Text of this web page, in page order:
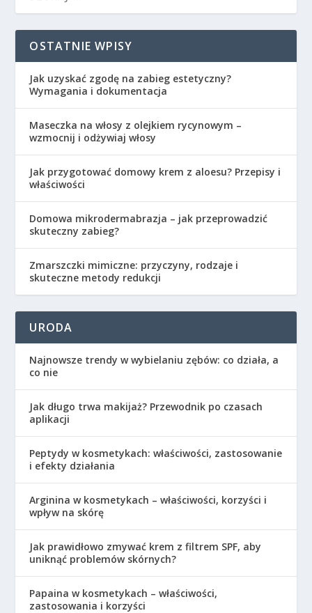
OSTATNIE WPISY
Jak uzyskać zgodę na zabieg estetyczny?
Wymagania i dokumentacja
Maseczka na włosy z olejkiem rycynowym –
wzmocnij i odżywiaj włosy
Jak przygotować domowy krem z aloesu? Przepisy i
właściwości
Domowa mikrodermabrazja – jak przeprowadzić
skuteczny zabieg?
Zmarszczki mimiczne: przyczyny, rodzaje i
skuteczne metody redukcji
URODA
Najnowsze trendy w wybielaniu zębów: co działa, a
co nie
Jak długo trwa makijaż? Przewodnik po czasach
aplikacji
Peptydy w kosmetykach: właściwości, zastosowanie
i efekty działania
Arginina w kosmetykach – właściwości, korzyści i
wpływ na skórę
Jak prawidłowo zmywać krem z filtrem SPF, aby
uniknąć problemów skórnych?
Papaina w kosmetykach – właściwości,
zastosowania i korzyści